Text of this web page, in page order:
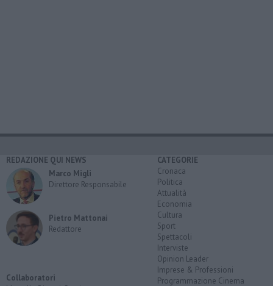
REDAZIONE QUI NEWS
Marco Migli
Direttore Responsabile
Pietro Mattonai
Redattore
Collaboratori
CATEGORIE
Cronaca
Politica
Attualità
Economia
Cultura
Sport
Spettacoli
Interviste
Opinion Leader
Imprese & Professioni
Programmazione Cinema